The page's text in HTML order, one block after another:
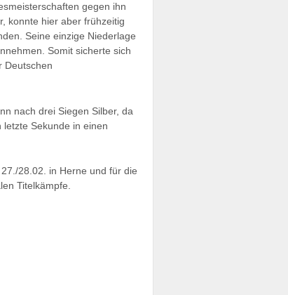
gegen ihn
konnte hier aber frühzeitig
Seine einzige Niederlage
Somit sicherte sich
Deutschen
nach drei Siegen Silber, da
Sekunde in einen
28.02. in Herne und für die
Titelkämpfe.